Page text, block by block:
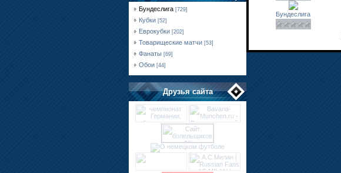
Бундеслига [729]
Кубки [52]
Еврокубки [202]
Товарищеские матчи [53]
Фанаты [69]
Обои [44]
Друзья сайта
Бундеслига